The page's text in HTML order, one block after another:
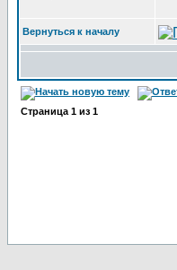
Вернуться к началу
Страница 1 из 1